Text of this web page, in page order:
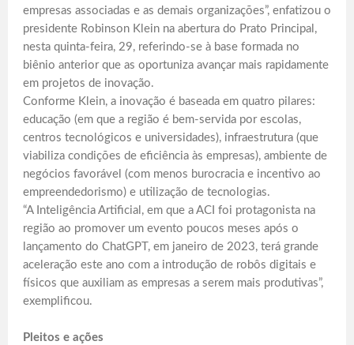
empresas associadas e as demais organizações”, enfatizou o
presidente Robinson Klein na abertura do Prato Principal,
nesta quinta-feira, 29, referindo-se à base formada no
biênio anterior que as oportuniza avançar mais rapidamente
em projetos de inovação.
Conforme Klein, a inovação é baseada em quatro pilares:
educação (em que a região é bem-servida por escolas,
centros tecnológicos e universidades), infraestrutura (que
viabiliza condições de eficiência às empresas), ambiente de
negócios favorável (com menos burocracia e incentivo ao
empreendedorismo) e utilização de tecnologias.
“A Inteligência Artificial, em que a ACI foi protagonista na
região ao promover um evento poucos meses após o
lançamento do ChatGPT, em janeiro de 2023, terá grande
aceleração este ano com a introdução de robôs digitais e
físicos que auxiliam as empresas a serem mais produtivas”,
exemplificou.
Pleitos e ações